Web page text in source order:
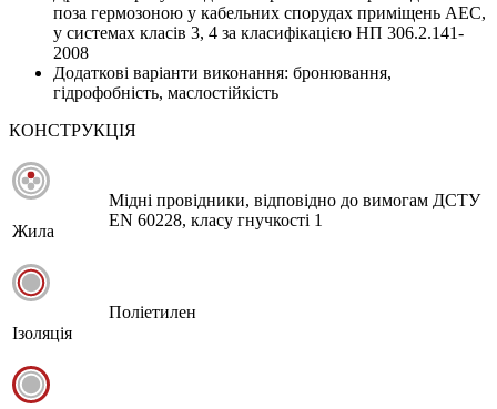
поза гермозоною у кабельних спорудах приміщень АЕС,
у системах класів 3, 4 за класифікацією НП 306.2.141-
2008
Додаткові варіанти виконання: бронювання,
гідрофобність, маслостійкість
КОНСТРУКЦІЯ
Жила
Мідні провідники, відповідно до вимогам ДСТУ
EN 60228, класу гнучкості 1
Ізоляція
Поліетилен